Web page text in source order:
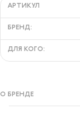
АРТИКУЛ
БРЕНД:
ДЛЯ КОГО:
О БРЕНДЕ